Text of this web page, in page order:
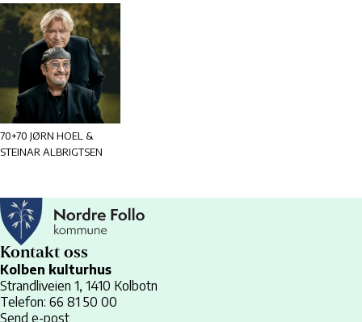
70+70 JØRN HOEL &
STEINAR ALBRIGTSEN
Kontakt oss
Kolben kulturhus
Strandliveien 1, 1410 Kolbotn
Telefon: 66 81 50 00
Send e-post